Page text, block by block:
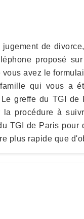
de
proposé
vous avez le
qui vous a
greffe du TGI
la procédure à
TGI de Paris pour
plus rapide que